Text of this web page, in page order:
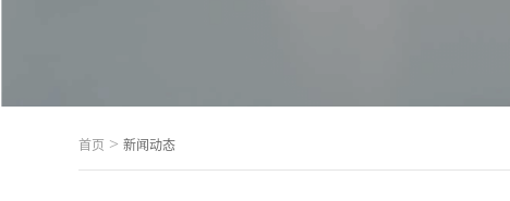
首页 > 新闻动态